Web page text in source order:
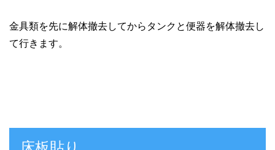
金具類を先に解体撤去してからタンクと便器を解体撤去し
て行きます。